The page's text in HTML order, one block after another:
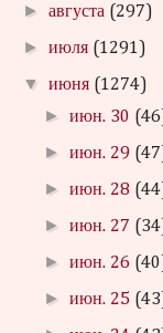
►августа (297)
►июля (1291)
▼июня (1274)
►июн. 30
►июн. 29
►июн. 28
►июн. 27
►июн. 26
►июн. 25